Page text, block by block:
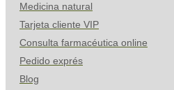
Medicina natural
Tarjeta cliente VIP
Consulta farmacéutica online
Pedido exprés
Blog